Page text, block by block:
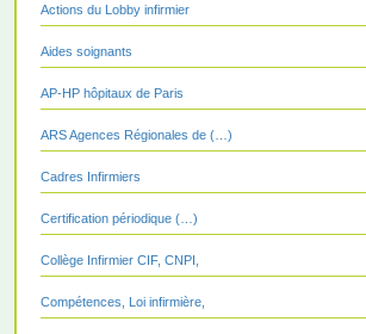
Actions du Lobby infirmier
Aides soignants
AP-HP hôpitaux de Paris
ARS Agences Régionales de (…)
Cadres Infirmiers
Certification périodique (…)
Collège Infirmier CIF, CNPI,
Compétences, Loi infirmière,